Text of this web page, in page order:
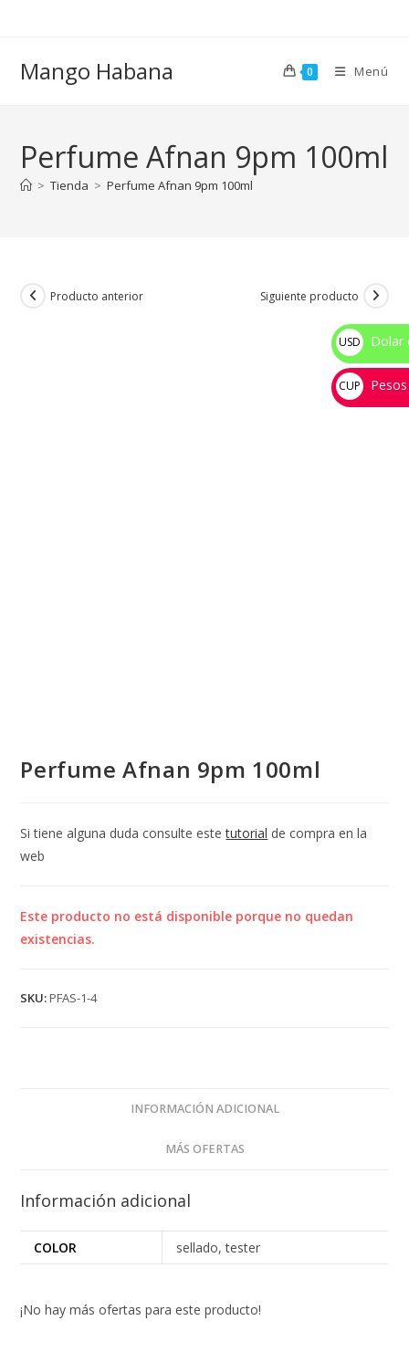
Mango Habana 0 Menú
Perfume Afnan 9pm 100ml
> Tienda > Perfume Afnan 9pm 100ml
Producto anterior Siguiente producto
Perfume Afnan 9pm 100ml
Si tiene alguna duda consulte estetutorial de compra en la
web
Este producto no está disponible porque no quedan
existencias.
SKU:PFAS-1-4
INFORMACIÓN ADICIONAL
MÁS OFERTAS
Información adicional
COLOR sellado, tester
¡No hay más ofertas para este producto!
USD
$
Dolar
CUP
💰
Pesos